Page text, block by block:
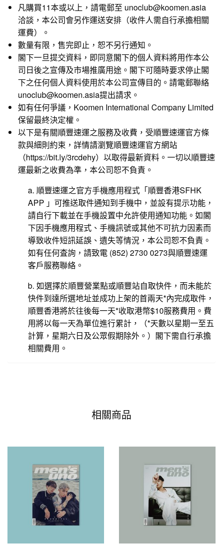
凡購買11本或以上，請電郵至 unoclub@koomen.asia
洽談，本公司會另作運送安排（收件人需自行承擔相關
運費）。
數量有限，售完即止，恕不另行通知。
閣下一旦提交資料，即同意閣下的個人資料將用作本公
司日後之宣傳及市場推廣用途。閣下可隨時要求停止閣
下之任何個人資料使用於本公司宣傳目的。請電郵聯絡
unoclub@koomen.asia提出請求。
如有任何爭議，Koomen International Company Limited
保留最終決定權。
以下是有關順豐速運之服務及收費，受順豐速運官方條
款與細則約束，詳情請瀏覽順豐速運官方網站
（https://bit.ly/3rcdehy）以取得最新資料。一切以順豐速
運最新之收費為準，本公司恕不負責。
a. 順豐速運之官方手機應用程式「順豐香港SFHK
APP 」可推送取件通知到手機中，並設有提示功能，
請自行下載並在手機設置中允許使用通知功能。如閣
下因手機應用程式、手機訊號或其他不可抗力因素而
導致收件短訊延誤、遺失等情況，本公司恕不負責。
如有任何査詢，請致電 (852) 2730 0273與順豐速運
客戶服務聯絡。
b. 如選擇於順豐營業點或順豐站自取快件，而未能於
快件到達所選地址並成功上架的首兩天*內完成取件，
順豐香港將於往後每一天*收取港幣$10服務費用。費
用將以每一天為單位進行累計，（*天數以星期一至五
計算，星期六日及公眾假期除外。）閣下需自行承擔
相關費用。
相關商品